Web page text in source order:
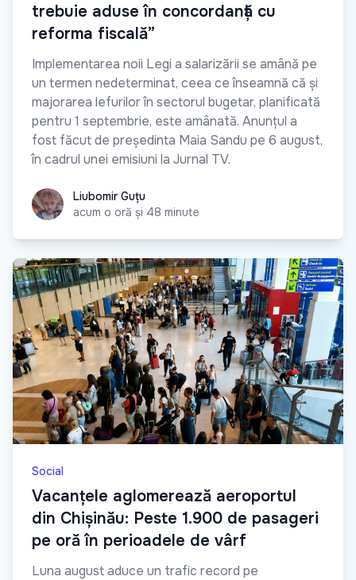
trebuie aduse în concordanță cu
reforma fiscală”
Implementarea noii Legi a salarizării se amână pe
un termen nedeterminat, ceea ce înseamnă că și
majorarea lefurilor în sectorul bugetar, planificată
pentru 1 septembrie, este amânată. Anunțul a
fost făcut de președinta Maia Sandu pe 6 august,
în cadrul unei emisiuni la Jurnal TV.
Liubomir Guțu
Liubomir Guțu
acum o oră și 48 minute
Social
Vacanțele aglomerează aeroportul
din Chișinău: Peste 1.900 de pasageri
pe oră în perioadele de vârf
Luna august aduce un trafic record pe